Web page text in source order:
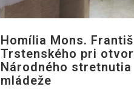
Homília Mons.
Trstenského pri
Národného stretnutia
mládeže